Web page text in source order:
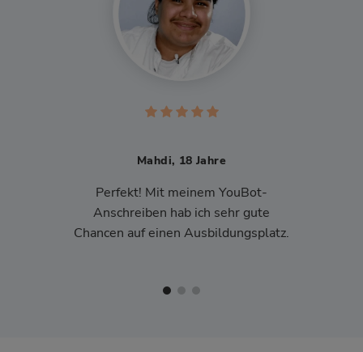
Mahdi, 18 Jahre
Perfekt! Mit meinem YouBot-
Anschreiben hab ich sehr gute
Chancen auf einen Ausbildungsplatz.